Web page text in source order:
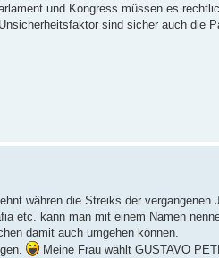
und Kongress müssen es
sind sicher auch die
währen die Streiks der vergangenen
etc. kann man mit einem Namen
damit auch umgehen können.
Meine Frau wählt GUSTAVO